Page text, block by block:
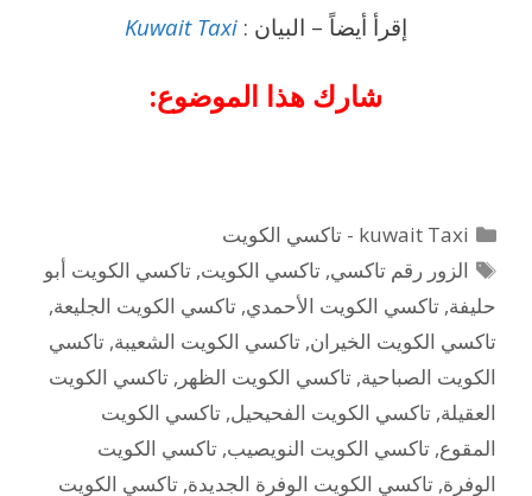
إقرأ أيضاً – البيان : Kuwait Taxi
شارك هذا الموضوع:
التصنيفات
kuwait Taxi - تاكسي الكويت
الوسوم
الزور رقم تاكسي,تاكسي الكويت,تاكسي الكويت أبو
حليفة, تاكسي الكويت الأحمدي, تاكسي الكويت الجليعة,
تاكسي الكويت الخيران, تاكسي الكويت الشعيبة, تاكسي
الكويت الصباحية, تاكسي الكويت الظهر , تاكسي الكويت
العقيلة, تاكسي الكويت الفحيحيل, تاكسي الكويت
المقوع, تاكسي الكويت النويصيب, تاكسي الكويت
الوفرة, تاكسي الكويت الوفرة الجديدة, تاكسي الكويت